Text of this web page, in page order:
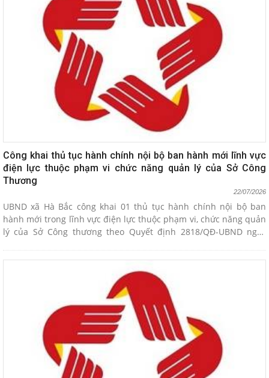
Công khai thủ tục hành chính nội bộ ban hành mới lĩnh vực
điện lực thuộc phạm vi chức năng quản lý của Sở Công
Thương
22/07/2026
UBND xã Hà Bắc công khai 01 thủ tục hành chính nội bộ ban
hành mới trong lĩnh vực điện lực thuộc phạm vi, chức năng quản
lý của Sở Công thương theo Quyết định 2818/QĐ-UBND ngày